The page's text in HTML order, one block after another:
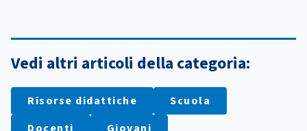
Vedi altri articoli della categoria:
Risorse didattiche
Scuola